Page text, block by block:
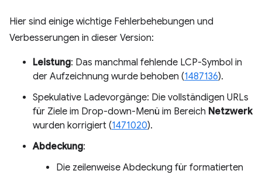
Hier sind einige wichtige Fehlerbehebungen und
Verbesserungen in dieser Version:
Leistung: Das manchmal fehlende LCP-Symbol in
der Aufzeichnung wurde behoben (1487136).
Spekulative Ladevorgänge: Die vollständigen URLs
für Ziele im Drop-down-Menü im Bereich Netzwerk
wurden korrigiert (1471020).
Abdeckung:
Die zeilenweise Abdeckung für formatierten